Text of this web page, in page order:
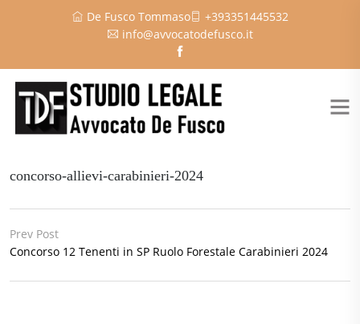
De Fusco Tommaso
+393351445532
info@avvocatodefusco.it
concorso-allievi-carabinieri-2024
Prev Post
Concorso 12 Tenenti in SP Ruolo Forestale Carabinieri 2024